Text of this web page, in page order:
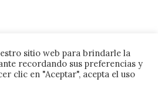
sitio web para brindarle la
recordando sus preferencias y
clic en "Aceptar", acepta el uso